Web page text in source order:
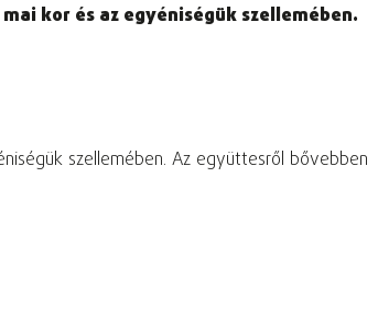
kor és az egyéniségük szellemében.
szellemében. Az együttesről bővebben